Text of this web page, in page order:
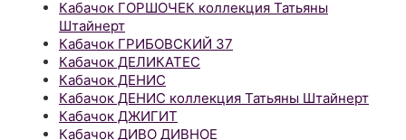
Кабачок ГОРШОЧЕК коллекция Татьяны
Штайнерт
Кабачок ГРИБОВСКИЙ 37
Кабачок ДЕЛИКАТЕС
Кабачок ДЕНИС
Кабачок ДЕНИС коллекция Татьяны Штайнерт
Кабачок ДЖИГИТ
Кабачок ДИВО ДИВНОЕ